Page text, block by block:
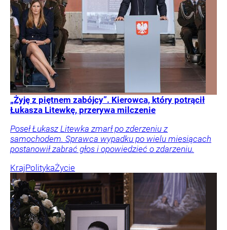
„Żyję z piętnem zabójcy”. Kierowca, który potrącił
Łukasza Litewkę, przerywa milczenie
Poseł Łukasz Litewka zmarł po zderzeniu z
samochodem. Sprawca wypadku po wielu miesiącach
postanowił zabrać głos i opowiedzieć o zdarzeniu.
KrajPolitykaŻycie